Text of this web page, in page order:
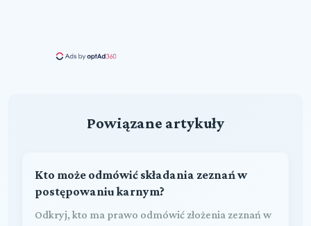
Powiązane artykuły
Kto może odmówić składania zeznań w
postępowaniu karnym?
Odkryj, kto ma prawo odmówić złożenia zeznań w